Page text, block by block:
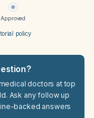
Approved
policy
doctors at top
Ask any follow up
backed answers